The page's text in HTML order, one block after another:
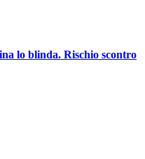
lo blinda. Rischio scontro